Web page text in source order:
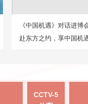
《中国机遇》对话进博
赴东方之约，享中国机
CCTV-5